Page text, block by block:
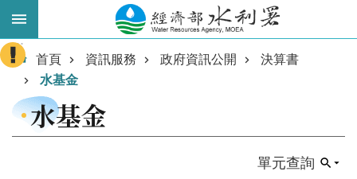
跳到主要內容區塊
進
階
搜
尋
:::
首頁 資訊服務 政府資訊公開
決算書
水基金
水基金
單元查詢